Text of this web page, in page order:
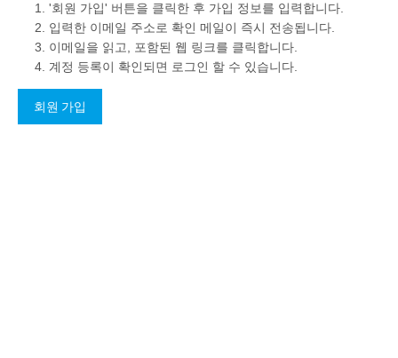
'회원 가입' 버튼을 클릭한 후 가입 정보를 입력합니다.
입력한 이메일 주소로 확인 메일이 즉시 전송됩니다.
이메일을 읽고, 포함된 웹 링크를 클릭합니다.
계정 등록이 확인되면 로그인 할 수 있습니다.